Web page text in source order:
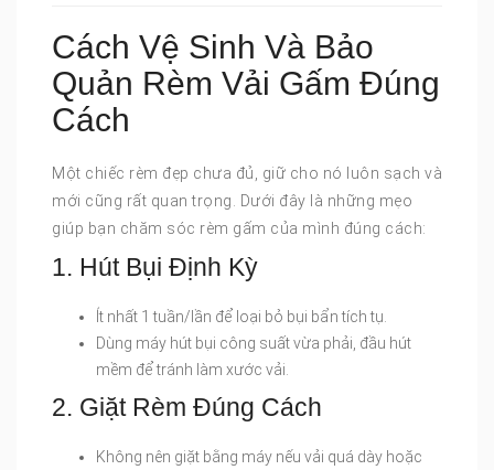
Cách Vệ Sinh Và Bảo
Quản Rèm Vải Gấm Đúng
Cách
Một chiếc rèm đẹp chưa đủ, giữ cho nó luôn sạch và
mới cũng rất quan trọng. Dưới đây là những mẹo
giúp bạn chăm sóc rèm gấm của mình đúng cách:
1. Hút Bụi Định Kỳ
Ít nhất 1 tuần/lần để loại bỏ bụi bẩn tích tụ.
Dùng máy hút bụi công suất vừa phải, đầu hút
mềm để tránh làm xước vải.
2. Giặt Rèm Đúng Cách
Không nên giặt bằng máy nếu vải quá dày hoặc